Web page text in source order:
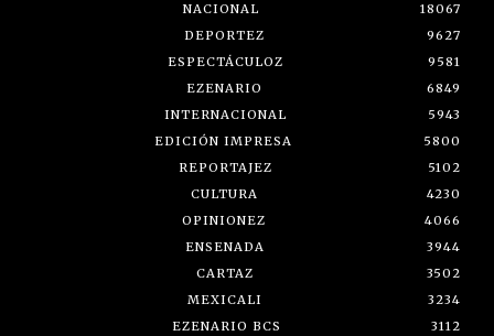
NACIONAL
18067
DEPORTEZ
9627
ESPECTÁCULOZ
9581
EZENARIO
6849
INTERNACIONAL
5943
EDICIÓN IMPRESA
5800
REPORTAJEZ
5102
CULTURA
4230
OPINIONEZ
4066
ENSENADA
3944
CARTAZ
3502
MEXICALI
3234
EZENARIO BCS
3112